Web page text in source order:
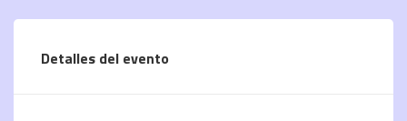
Detalles del evento